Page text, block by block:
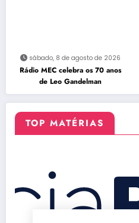
sábado, 8 de agosto de 2026
Rádio MEC celebra os 70 anos
de Leo Gandelman
TOP MATÉRIAS